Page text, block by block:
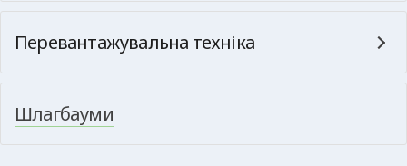
Перевантажувальна техніка
Шлагбауми